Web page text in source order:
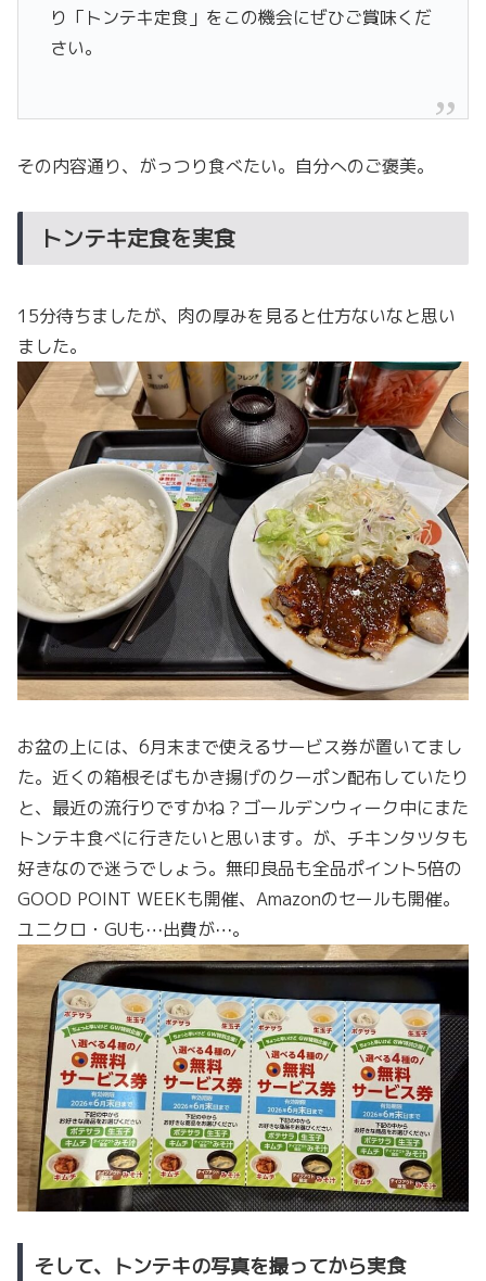
り「トンテキ定食」をこの機会にぜひご賞味くだ
さい。
その内容通り、がっつり食べたい。自分へのご褒美。
トンテキ定食を実食
15分待ちましたが、肉の厚みを見ると仕方ないなと思い
ました。
お盆の上には、6月末まで使えるサービス券が置いてまし
た。近くの箱根そばもかき揚げのクーポン配布していたり
と、最近の流行りですかね？ゴールデンウィーク中にまた
トンテキ食べに行きたいと思います。が、チキンタツタも
好きなので迷うでしょう。無印良品も全品ポイント5倍の
GOOD POINT WEEKも開催、Amazonのセールも開催。
ユニクロ・GUも⋯出費が⋯。
そして、トンテキの写真を撮ってから実食